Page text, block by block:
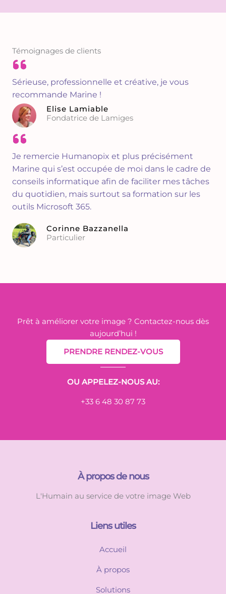
Témoignages de clients
Sérieuse, professionnelle et créative, je vous
recommande Marine !
Elise Lamiable
Fondatrice de Lamiges
Je remercie Humanopix et plus précisément
Marine qui s’est occupée de moi dans le cadre de
conseils informatique afin de faciliter mes tâches
du quotidien, mais surtout sa formation sur les
outils Microsoft 365.
Corinne Bazzanella
Particulier
Prêt à améliorer votre image ? Contactez-nous dès
aujourd’hui !
PRENDRE RENDEZ-VOUS
OU APPELEZ-NOUS AU:
+33 6 48 30 87 73
À propos de nous
L'Humain au service de votre image Web
Liens utiles
Accueil
À propos
Solutions